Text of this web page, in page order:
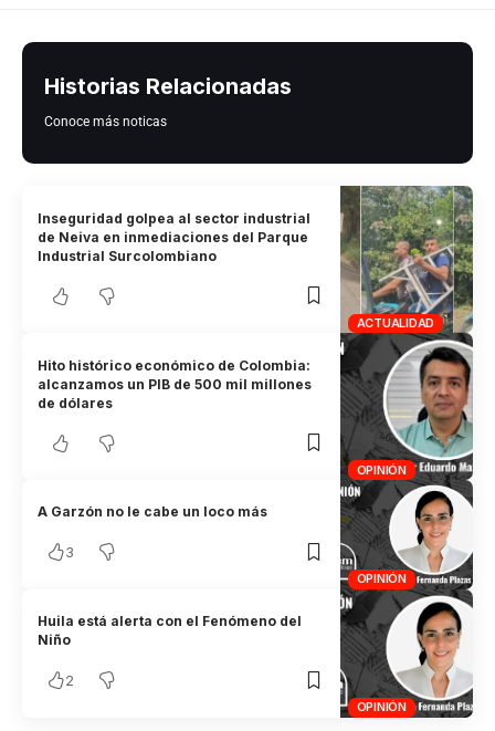
Historias Relacionadas
Conoce más noticas
ACTUALIDAD
Inseguridad golpea al sector industrial
de Neiva en inmediaciones del Parque
Industrial Surcolombiano
OPINIÓN
Hito histórico económico de Colombia:
alcanzamos un PIB de 500 mil millones
de dólares
OPINIÓN
A Garzón no le cabe un loco más
3
OPINIÓN
Huila está alerta con el Fenómeno del
Niño
2